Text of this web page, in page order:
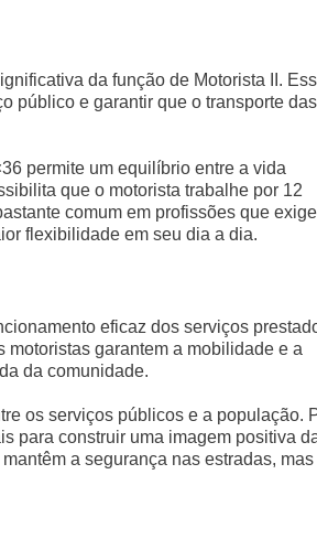
da função de Motorista II.
público e garantir que o transporte das
permite um equilíbrio entre a vida
que o motorista trabalhe por 12
comum em profissões que
flexibilidade em seu dia a dia.
eficaz dos serviços
garantem a mobilidade e a
da comunidade.
os serviços públicos e a população.
para construir uma imagem positiva
a segurança nas estradas, mas